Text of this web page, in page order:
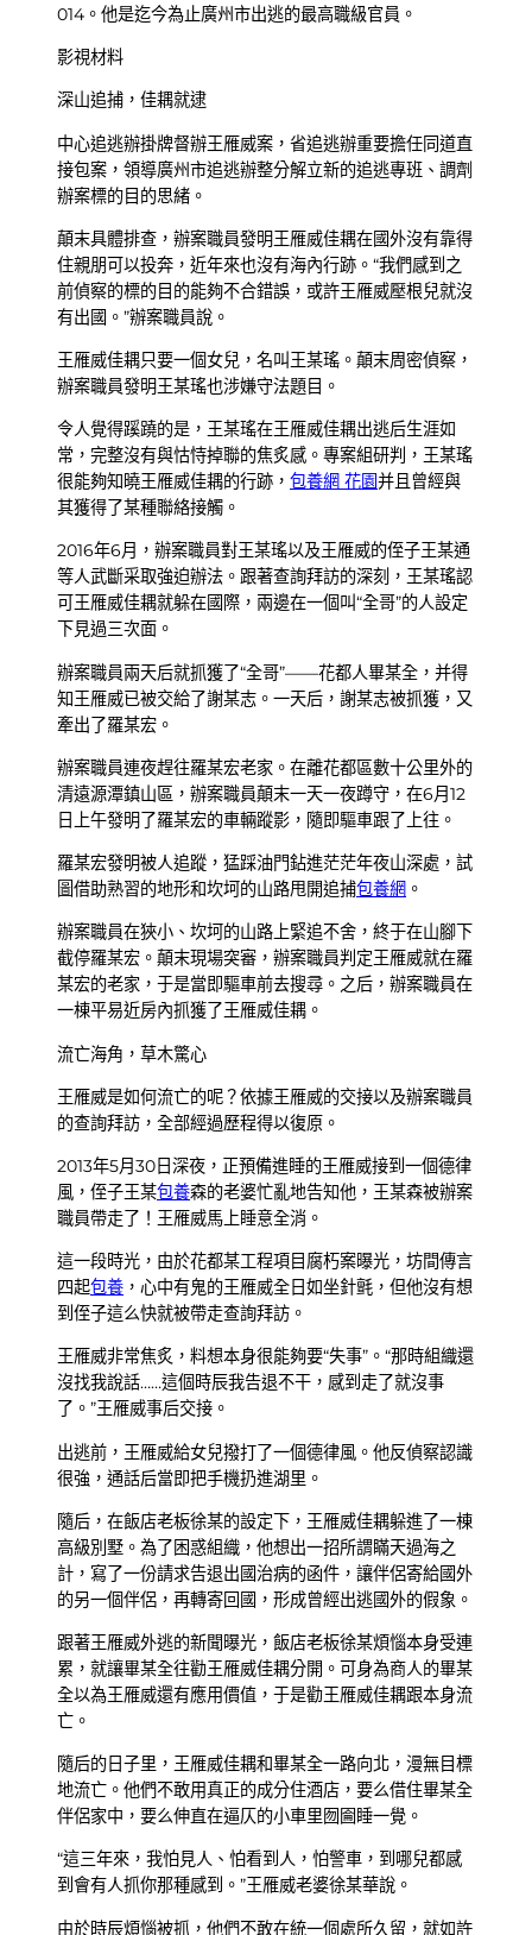
014。他是迄今為止廣州市出逃的最高職級官員。
影視材料
深山追捕，佳耦就逮
中心追逃辦掛牌督辦王雁威案，省追逃辦重要擔任同道直
接包案，領導廣州市追逃辦整分解立新的追逃專班、調劑
辦案標的目的思緒。
顛末具體排查，辦案職員發明王雁威佳耦在國外沒有靠得
住親朋可以投奔，近年來也沒有海內行跡。“我們感到之
前偵察的標的目的能夠不合錯誤，或許王雁威壓根兒就沒
有出國。”辦案職員說。
王雁威佳耦只要一個女兒，名叫王某瑤。顛末周密偵察，
辦案職員發明王某瑤也涉嫌守法題目。
令人覺得蹊蹺的是，王某瑤在王雁威佳耦出逃后生涯如
常，完整沒有與怙恃掉聯的焦炙感。專案組研判，王某瑤
很能夠知曉王雁威佳耦的行跡， 包養網 花園并且曾經與
其獲得了某種聯絡接觸。
2016年6月，辦案職員對王某瑤以及王雁威的侄子王某通
等人武斷采取強迫辦法。跟著查詢拜訪的深刻，王某瑤認
可王雁威佳耦就躲在國際，兩邊在一個叫“全哥”的人設定
下見過三次面。
辦案職員兩天后就抓獲了“全哥”——花都人畢某全，并得
知王雁威已被交給了謝某志。一天后，謝某志被抓獲，又
牽出了羅某宏。
辦案職員連夜趕往羅某宏老家。在離花都區數十公里外的
清遠源潭鎮山區，辦案職員顛末一天一夜蹲守，在6月12
日上午發明了羅某宏的車輛蹤影，隨即驅車跟了上往。
羅某宏發明被人追蹤，猛踩油門鉆進茫茫年夜山深處，試
圖借助熟習的地形和坎坷的山路甩開追捕包養網 。
辦案職員在狹小、坎坷的山路上緊追不舍，終于在山腳下
截停羅某宏。顛末現場突審，辦案職員判定王雁威就在羅
某宏的老家，于是當即驅車前去搜尋。之后，辦案職員在
一棟平易近房內抓獲了王雁威佳耦。
流亡海角，草木驚心
王雁威是如何流亡的呢？依據王雁威的交接以及辦案職員
的查詢拜訪，全部經過歷程得以復原。
2013年5月30日深夜，正預備進睡的王雁威接到一個德律
風，侄子王某包養森的老婆忙亂地告知他，王某森被辦案
職員帶走了！王雁威馬上睡意全消。
這一段時光，由於花都某工程項目腐朽案曝光，坊間傳言
四起包養 ，心中有鬼的王雁威全日如坐針氈，但他沒有想
到侄子這么快就被帶走查詢拜訪。
王雁威非常焦炙，料想本身很能夠要“失事”。“那時組織還
沒找我說話……這個時辰我告退不干，感到走了就沒事
了。”王雁威事后交接。
出逃前，王雁威給女兒撥打了一個德律風。他反偵察認識
很強，通話后當即把手機扔進湖里。
隨后，在飯店老板徐某的設定下，王雁威佳耦躲進了一棟
高級別墅。為了困惑組織，他想出一招所謂瞞天過海之
計，寫了一份請求告退出國治病的函件，讓伴侶寄給國外
的另一個伴侶，再轉寄回國，形成曾經出逃國外的假象。
跟著王雁威外逃的新聞曝光，飯店老板徐某煩惱本身受連
累，就讓畢某全往勸王雁威佳耦分開。可身為商人的畢某
全以為王雁威還有應用價值，于是勸王雁威佳耦跟本身流
亡。
隨后的日子里，王雁威佳耦和畢某全一路向北，漫無目標
地流亡。他們不敢用真正的成分住酒店，要么借住畢某全
伴侶家中，要么伸直在逼仄的小車里囫圇睡一覺。
“這三年來，我怕見人、怕看到人，怕警車，到哪兒都感
到會有人抓你那種感到。”王雁威老婆徐某華說。
由於時辰煩惱被抓，他們不敢在統一個處所久留，就如許